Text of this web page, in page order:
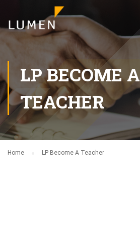
LP BECOME A
TEACHER
Home LP Become A Teacher